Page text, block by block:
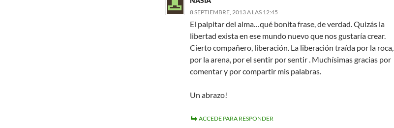
8 SEPTIEMBRE, 2013 A LAS 12:45
El palpitar del alma…qué bonita frase, de verdad. Quizás la
libertad exista en ese mundo nuevo que nos gustaría crear.
Cierto compañero, liberación. La liberación traída por la roca,
por la arena, por el sentir por sentir . Muchísimas gracias por
comentar y por compartir mis palabras.
Un abrazo!
ACCEDE PARA RESPONDER